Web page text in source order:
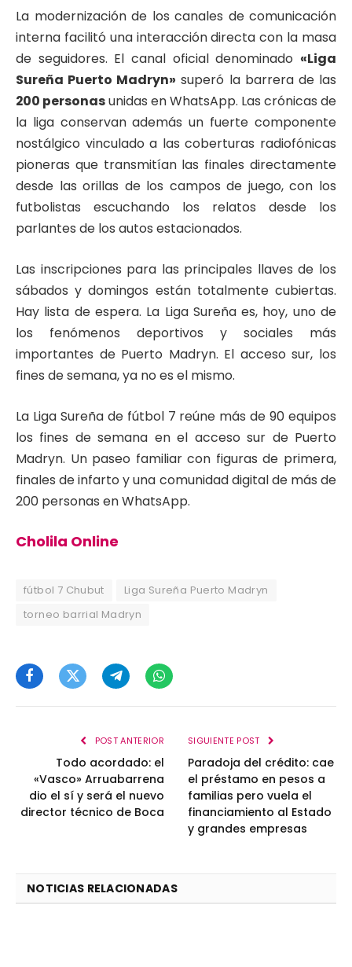
La modernización de los canales de comunicación
interna facilitó una interacción directa con la masa
de seguidores. El canal oficial denominado «Liga
Sureña Puerto Madryn» superó la barrera de las
200 personasunidas en WhatsApp. Las crónicas de
la liga conservan además un fuerte componente
nostálgico vinculado a las coberturas radiofónicas
pioneras que transmitían las finales directamente
desde las orillas de los campos de juego, con los
futbolistas escuchando los relatos desde los
parlantes de los autos estacionados.
Las inscripciones para las principales llaves de los
sábados y domingos están totalmente cubiertas.
Hay lista de espera. La Liga Sureña es, hoy, uno de
los fenómenos deportivos y sociales más
importantes de Puerto Madryn. El acceso sur, los
fines de semana, ya no es el mismo.
La Liga Sureña de fútbol 7 reúne más de 90 equipos
los fines de semana en el acceso sur de Puerto
Madryn. Un paseo familiar con figuras de primera,
finales de infarto y una comunidad digital de más de
200 personas en WhatsApp.
Cholila Online
fútbol 7 Chubut
Liga Sureña Puerto Madryn
torneo barrial Madryn
FacebookTwitterTelegramWhatsApp
POST ANTERIOR
Todo acordado: el
«Vasco» Arruabarrena
dio el sí y será el nuevo
director técnico de Boca
SIGUIENTE POST
Paradoja del crédito: cae
el préstamo en pesos a
familias pero vuela el
financiamiento al Estado
y grandes empresas
NOTICIAS RELACIONADAS